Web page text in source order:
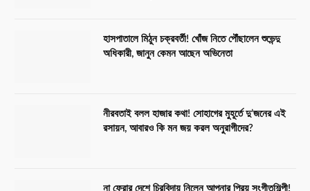
হাসপাতালে মিঠুন চক্রবর্তী! খোঁজ নিতে পৌঁছালেন শুভেন্দু
অধিকারী, জানুন কেমন আছেন অভিনেতা
নীরবতাই বলল হাজার কথা! সোহাগের মুহূর্তে দু’জনের এই
রসায়ন, আবারও কি মন জয় করল অনুরাগীদের?
না ফেরার দেশে চিরবিদায় নিলেন আপনার প্রিয় সংগীতশিল্পী!